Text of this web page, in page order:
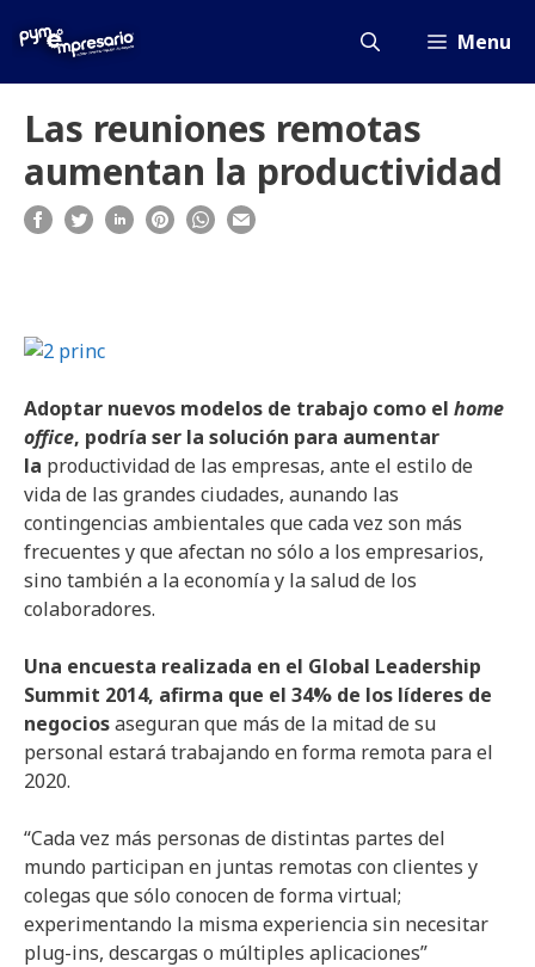
Menu
Las reuniones remotas
aumentan la productividad
Adoptar nuevos modelos de trabajo como el home
office, podría ser la solución para aumentar
la productividad de las empresas, ante el estilo de
vida de las grandes ciudades, aunando las
contingencias ambientales que cada vez son más
frecuentes y que afectan no sólo a los empresarios,
sino también a la economía y la salud de los
colaboradores.
Una encuesta realizada en el Global Leadership
Summit 2014, afirma que el 34% de los líderes de
negociosaseguran que más de la mitad de su
personal estará trabajando en forma remota para el
2020.
“Cada vez más personas de distintas partes del
mundo participan en juntas remotas con clientes y
colegas que sólo conocen de forma virtual;
experimentando la misma experiencia sin necesitar
plug-ins, descargas o múltiples aplicaciones”